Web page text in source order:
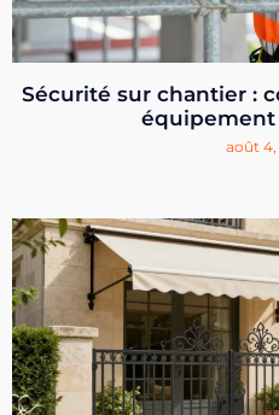
Sécurité sur chantier :
août 4,